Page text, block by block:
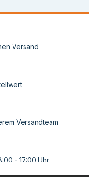
Versand
Versandteam
- 17:00 Uhr